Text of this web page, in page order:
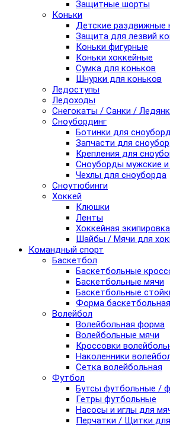
Защитные шорты
Коньки
Детские раздвижные
Защита для лезвий
Коньки фигурные
Коньки хоккейные
Сумка для коньков
Шнурки для коньков
Ледоступы
Ледоходы
Снегокаты / Санки /
Сноубординг
Ботинки для
Запчасти для
Крепления для
Сноуборды мужские и
Чехлы для сноуборда
Сноутюбинги
Хоккей
Клюшки
Ленты
Хоккейная экипировка
Шайбы / Мячи для
Командный спорт
Баскетбол
Баскетбольные
Баскетбольные мячи
Баскетбольные
Форма баскетбольная
Волейбол
Волейбольная форма
Волейбольные мячи
Кроссовки
Наколенники
Сетка волейбольная
Футбол
Бутсы футбольные /
Гетры футбольные
Насосы и иглы для
Перчатки / Щитки